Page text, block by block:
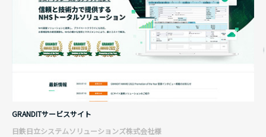
GRANDITサービスサイト
日鉄日立システムソリューションズ株式会社様